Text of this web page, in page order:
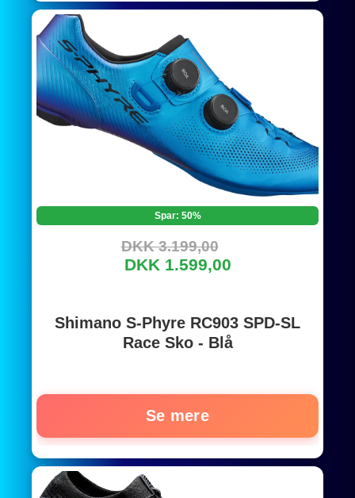
Spar: 50%
DKK 3.199,00
DKK 1.599,00
Shimano S-Phyre RC903 SPD-SL
Race Sko - Blå
Se mere